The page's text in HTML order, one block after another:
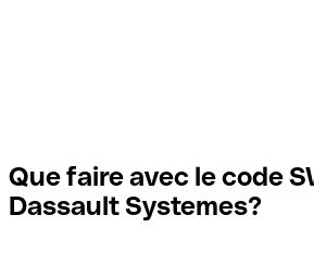
Que faire avec le code
Dassault Systemes?